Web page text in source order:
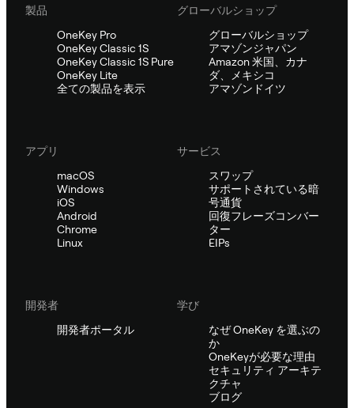
製品
OneKey Pro
OneKey Classic 1S
OneKey Classic 1S Pure
OneKey Lite
全ての製品を表示
グローバルショップ
グローバルショップ
アマゾンジャパン
Amazon 米国、カナ
ダ、メキシコ
アマゾンドイツ
アプリ
macOS
Windows
iOS
Android
Chrome
Linux
サービス
スワップ
サポートされている暗
号通貨
回復フレーズコンバー
ター
EIPs
開発者
開発者ポータル
学び
なぜ OneKey を選ぶの
か
OneKeyが必要な理由
セキュリティ アーキテ
クチャ
ブログ